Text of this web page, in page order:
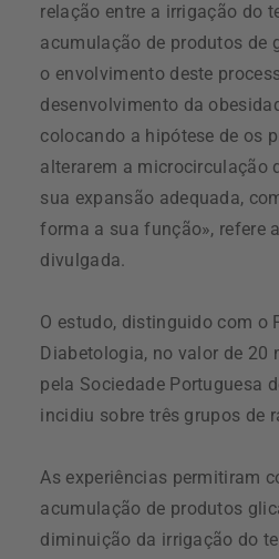
relação entre a irrigação do
acumulação de produtos de
o envolvimento deste
desenvolvimento da
colocando a hipótese de os
alterarem a microcirculação
sua expansão adequada,
forma a sua função», refere
divulgada.
O estudo, distinguido com o
Diabetologia, no valor de 20
pela Sociedade Portuguesa
incidiu sobre três grupos de
As experiências permitiram
acumulação de produtos
diminuição da irrigação do